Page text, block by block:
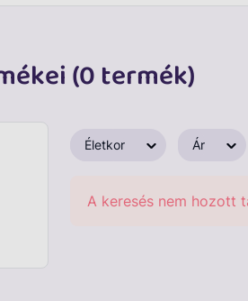
(0 termék)
Életkor Ár
A keresés nem hozott